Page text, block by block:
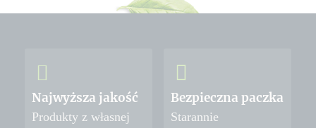
Najwyższa jakość
Produkty z własnej
Bezpieczna paczka
Starannie